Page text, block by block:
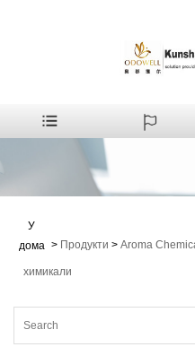
У
дома > Продукти > Aroma
химикали